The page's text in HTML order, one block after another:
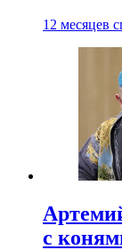
12 месяцев
с